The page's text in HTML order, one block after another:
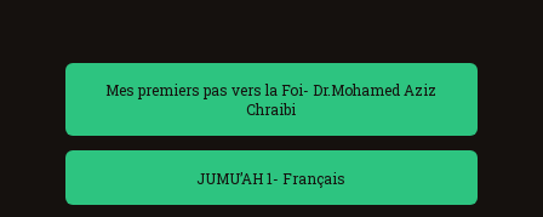
Mes premiers pas vers la Foi- Dr.Mohamed Aziz
Chraibi
JUMU’AH 1- Français